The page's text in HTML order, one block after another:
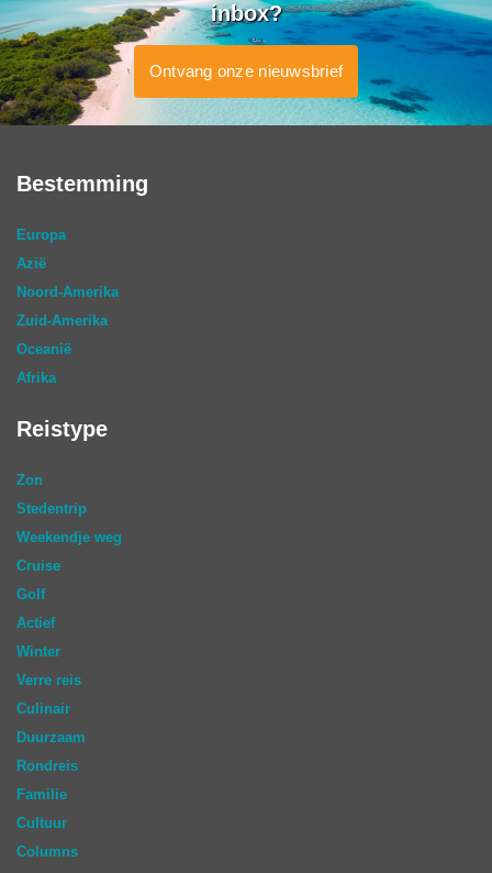
inbox?
Ontvang onze nieuwsbrief
Bestemming
Europa
Azië
Noord-Amerika
Zuid-Amerika
Oceanië
Afrika
Reistype
Zon
Stedentrip
Weekendje weg
Cruise
Golf
Actief
Winter
Verre reis
Culinair
Duurzaam
Rondreis
Familie
Cultuur
Columns